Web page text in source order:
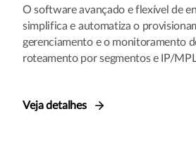
O software avançado e flexível de
simplifica e automatiza o
gerenciamento e o monitoramento
roteamento por segmentos e IP/
Veja detalhes